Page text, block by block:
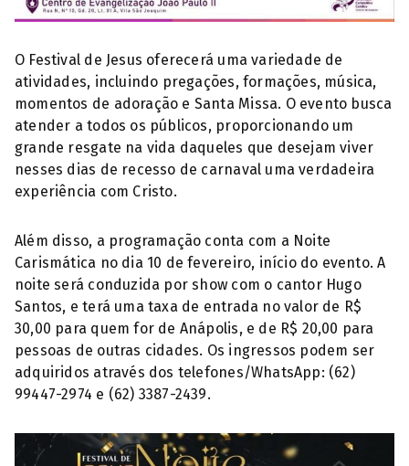
O Festival de Jesus oferecerá uma variedade de
atividades, incluindo pregações, formações, música,
momentos de adoração e Santa Missa. O evento busca
atender a todos os públicos, proporcionando um
grande resgate na vida daqueles que desejam viver
nesses dias de recesso de carnaval uma verdadeira
experiência com Cristo.
Além disso, a programação conta com a Noite
Carismática no dia 10 de fevereiro, início do evento. A
noite será conduzida por show com o cantor Hugo
Santos, e terá uma taxa de entrada no valor de R$
30,00 para quem for de Anápolis, e de R$ 20,00 para
pessoas de outras cidades. Os ingressos podem ser
adquiridos através dos telefones/WhatsApp: (62)
99447-2974 e (62) 3387-2439.